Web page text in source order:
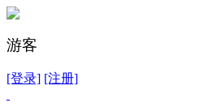
游客
[登录] [注册]